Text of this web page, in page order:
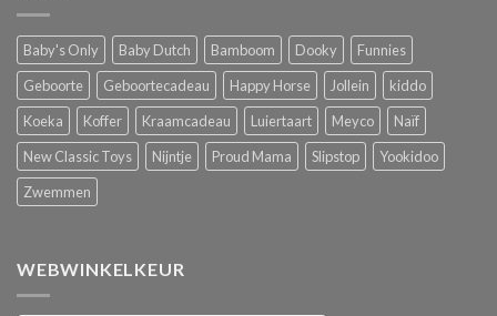
Baby's Only Baby Dutch Bamboom Dooky
Funnies
Geboorte
Geboortecadeau Happy Horse Jollein
kiddo
Koeka
Koffer Kraamcadeau Luiertaart Meyco
Naïf
New Classic Toys
Nijntje Proud Mama Slipstop
Yookidoo
Zwemmen
WEBWINKELKEUR